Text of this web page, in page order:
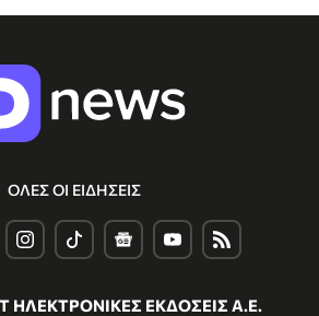
ΟΛΕΣ ΟΙ ΕΙΔΗΣΕΙΣ
ΗΛΕΚΤΡΟΝΙΚΕΣ ΕΚΔΟΣΕΙΣ Α.Ε.